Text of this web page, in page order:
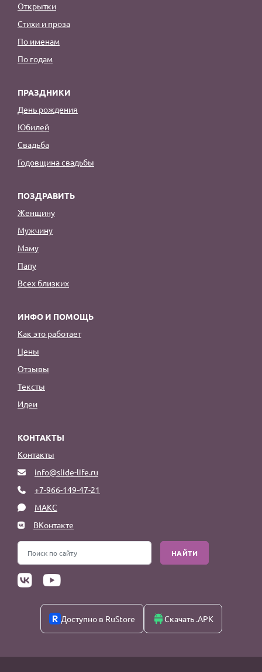
Открытки
Стихи и проза
По именам
По годам
ПРАЗДНИКИ
День рождения
Юбилей
Свадьба
Годовщина свадьбы
ПОЗДРАВИТЬ
Женщину
Мужчину
Маму
Папу
Всех близких
ИНФО И ПОМОЩЬ
Как это работает
Цены
Отзывы
Тексты
Идеи
КОНТАКТЫ
Контакты
info@slide-life.ru
+7-966-149-47-21
МАКС
ВКонтакте
НАЙТИ
Доступно в RuStore Скачать .APK